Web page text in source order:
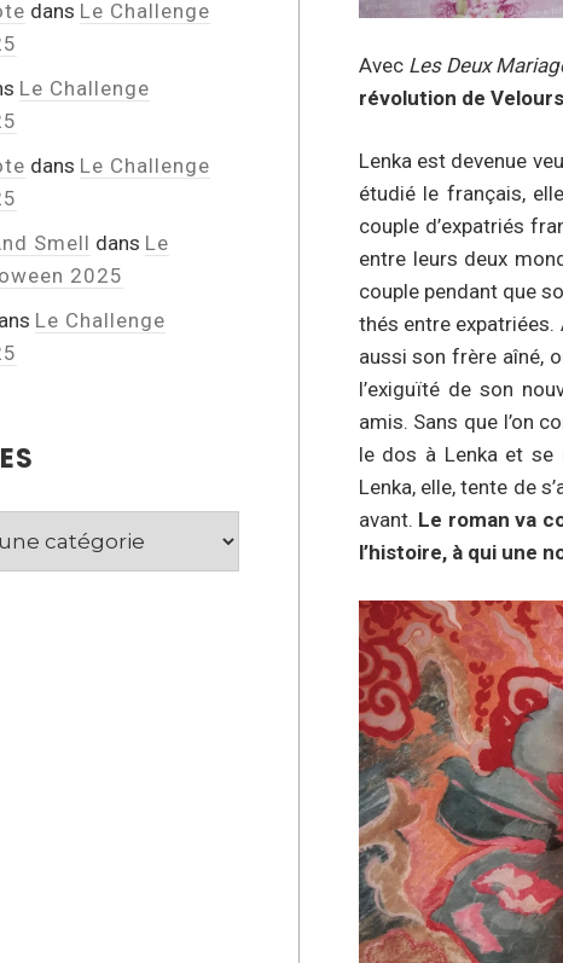
Avec Les Deux
révolution de
Lenka est devenue
étudié le français,
couple d’expatriés
entre leurs deux
couple pendant que
thés entre expatriées.
aussi son frère aîné,
l’exiguïté de son
amis. Sans que l’on
le dos à Lenka et se
Lenka, elle, tente de
avant. Le roman va
l’histoire, à qui une
dans Le Challenge
Le Challenge
dans Le Challenge
Smell dans Le
2025
Le Challenge